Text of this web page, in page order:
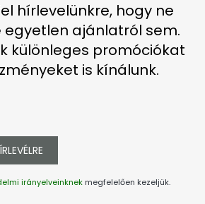
hírlevelünkre, hogy ne
ajánlatról sem.
különleges promóciókat
is kínálunk.
irányelveinknekmegfelelően kezeljük.